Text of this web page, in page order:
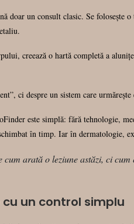
doar un consult clasic. Se folosește
creează o hartă completă a
ci despre un sistem care
este simplă: fără tehnologie,
în timp. Iar în dermatologie,
arată o leziune astăzi, ci
un control simplu